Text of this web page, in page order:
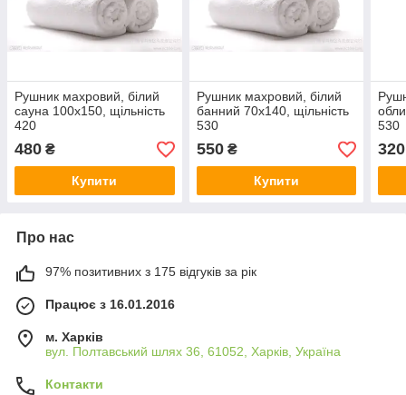
Рушник махровий, білий
сауна 100х150, щільність
420
480 ₴
Купити
Рушник махровий, білий
банний 70х140, щільність
530
550₴
Купити
530
320
Про нас
97% позитивних з 175 відгуків за рік
Працює з 16.01.2016
м. Харків
вул. Полтавський шлях 36, 61052, Харків, Україна
Контакти